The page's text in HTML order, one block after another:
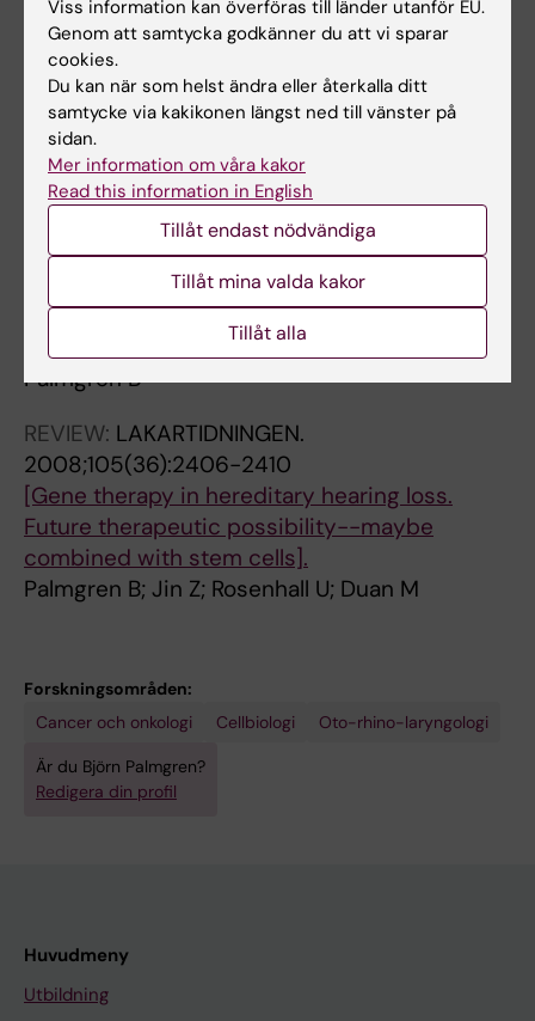
Alla övriga publikationer
OTHER:CLINICAL CASE REPORTS.
2020;8(7):1121-1125
Postsurgical pyoderma gangrenosum and flap
necrosis in a head and neck cancer patient
following neck dissection
Arebro J; Palmgren B
DOCTORAL THESIS:2011
Regeneration of the auditory nerve : a cell
transplantation study
Palmgren B
REVIEW: LAKARTIDNINGEN.
2008;105(36):2406-2410
[Gene therapy in hereditary hearing loss.
Future therapeutic possibility--maybe
combined with stem cells].
Palmgren B; Jin Z; Rosenhall U; Duan M
Forskningsområden:
Cancer och onkologi
Cellbiologi Oto-rhino-laryngologi
Är du Björn Palmgren?
Redigera din profil
Huvudmeny
Utbildning
Viss information kan överföras till länder utanför EU.
Genom att samtycka godkänner du att vi sparar
cookies.
Du kan när som helst ändra eller återkalla ditt
samtycke via kakikonen längst ned till vänster på
sidan.
Mer information om våra kakor
Read this information in English
Tillåt endast nödvändiga
Tillåt mina valda kakor
Tillåt alla